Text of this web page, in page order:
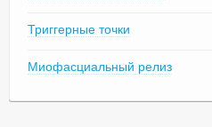
Триггерные точки
Миофасциальный релиз